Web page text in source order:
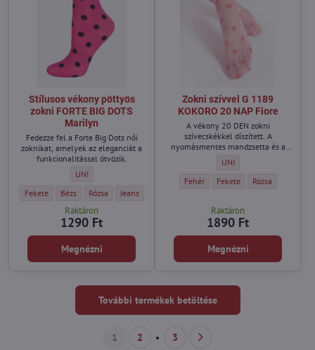
Stílusos vékony pöttyös
zokni FORTE BIG DOTS
Marilyn
Fedezze fel a Forte Big Dots női
zoknikat, amelyek az eleganciát a
funkcionalitással ötvözik.
Stílusos vékony pöttyös zokni FORTE BIG DOTS Marilyn - Méret:
UNI
Stílusos vékony pöttyös zokni FORTE BIG DOTS Marilyn - Szín:
Fekete Stílusos vékony pöttyös zokni FORTE BIG DOTS Marilyn - Szín:
Bézs Stílusos vékony pöttyös zokni FORTE BIG DOTS Marilyn - Szín:
Rózsa Stílusos vékony pöttyös zokni FORTE BIG DOTS
Jeans
Raktáron
1290 Ft
Megnézni
Zokni szívvel G 1189
KOKORO 20 NAP Fiore
A vékony 20 DEN zokni
szívecskékkel díszített. A
nyomásmentes mandzsetta és a
megerősített lábujjak kényelmes
illeszkedést biztosítanak.
Zokni szívvel G 1189
UNI
Zokni szívvel G 1189 KOKORO 20
Fehér Zokni szívvel G 1189
Fekete Zokni szívvel G
Rózsa
Raktáron
1890 Ft
Megnézni
További termékek betöltése
1 2 3